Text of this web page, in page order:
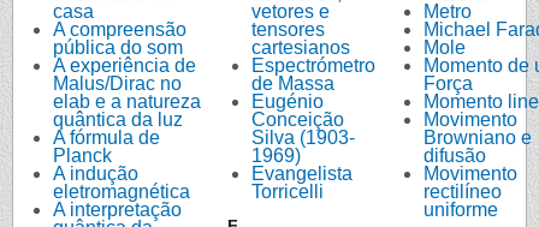
casa
A compreensão
pública do som
A experiência de
Malus/Dirac no
elab e a natureza
quântica da luz
A fórmula de
Planck
A indução
eletromagnética
A interpretação
vetores e
tensores
cartesianos
Espectrómetro
de Massa
Eugénio
Conceição
Silva (1903-
1969)
Evangelista
Torricelli
Metro
Michael
Mole
Momento de
Força
Momento
Movimento
Browniano e
difusão
Movimento
rectilíneo
uniforme